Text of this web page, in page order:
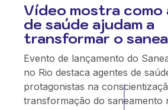
Vídeo mostra
de saúde ajudam a
transformar o
Evento de lançamento do
no Rio destaca agentes de
protagonistas na
transformação do saneamento